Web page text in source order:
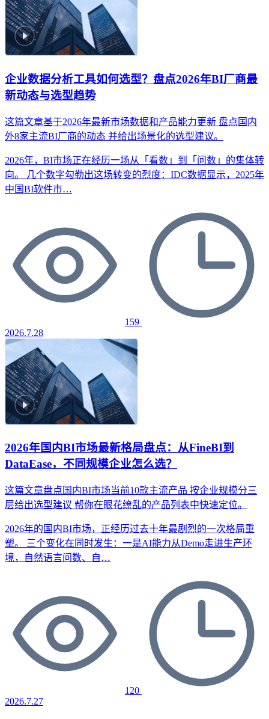
企业数据分析工具如何选型？盘点2026年BI厂商最
新动态与选型趋势
这篇文章基于2026年最新市场数据和产品能力更新 盘点国内
外8家主流BI厂商的动态 并给出场景化的选型建议。
2026年，BI市场正在经历一场从「看数」到「问数」的集体转
向。 几个数字勾勒出这场转变的烈度：IDC数据显示，2025年
中国BI软件市…
159
2026.7.28
2026年国内BI市场最新格局盘点：从FineBI到
DataEase，不同规模企业怎么选？
这篇文章盘点国内BI市场当前10款主流产品 按企业规模分三
层给出选型建议 帮你在眼花缭乱的产品列表中快速定位。
2026年的国内BI市场，正经历过去十年最剧烈的一次格局重
塑。 三个变化在同时发生：一是AI能力从Demo走进生产环
境，自然语言问数、自…
120
2026.7.27